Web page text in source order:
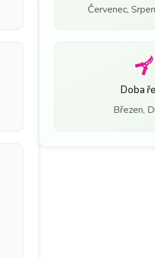
Červenec,
Doba
Březen,